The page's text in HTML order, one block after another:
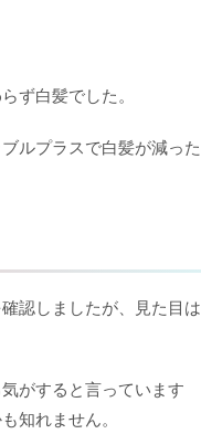
ず白髪でした。
ルプラスで白髪が減った
認しましたが、見た目は
がすると言っています
知れません。